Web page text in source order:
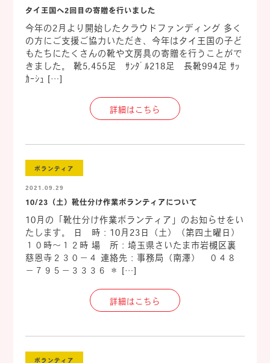
タイ王国へ2回目の寄贈を行いました
今年の2月より開始したクラウドファンディング 多く
の方にご支援ご協力いただき、今年はタイ王国の子ど
もたちにたくさんの靴や文房具の寄贈を行うことがで
きました。 靴5,455足 ｻﾝﾀﾞﾙ218足 長靴994足 ｻｯ
ｶｰｼｭ […]
詳細はこちら
ボランティア
2021.09.29
10/23（土）靴仕分け作業ボランティアについて
10月の「靴仕分け作業ボランティア」のお知らせをい
たします。 日 時：10月23日（土）（第四土曜日）
１０時～１２時 場 所：埼玉県さいたま市岩槻区裏
慈恩寺２３０－４ 連絡先：事務局（南澤） ０４８
－７９５－３３３６ ＊ […]
詳細はこちら
ボランティア